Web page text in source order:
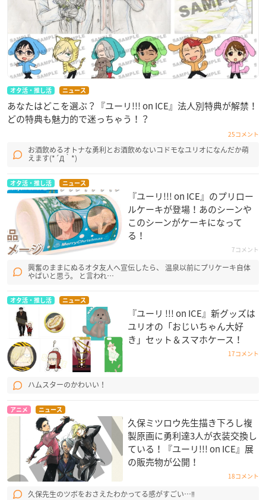
オタ活・推し活 ニュース
あなたはどこを選ぶ？『ユーリ!!! on ICE』法人別特典が解禁！
どの特典も魅力的で迷っちゃう！？
25コメント
お酒飲めるオトナな勇利とお酒飲めないコドモなユリオになんだか萌
えます(*´Д｀*)
オタ活・推し活 ニュース
『ユーリ!!! on ICE』のプリロー
ルケーキが登場！あのシーンや
このシーンがケーキになって
る！
7コメント
興奮のままにぬるオタ友人へ宣伝したら、 温泉以前にプリケーキ自体
やばいと思う。 と言われ…
オタ活・推し活 ニュース
『ユーリ !!! on ICE』新グッズは
ユリオの「おじいちゃん大好
き」セット＆スマホケース！
17コメント
ハムスターのかわいい！
アニメ ニュース
久保ミツロウ先生描き下ろし複
製原画に勇利達3人が衣装交換し
ている！『ユーリ!!! on ICE』展
の販売物が公開！
18コメント
久保先生のツボをおさえたわかってる感がすごい…‼